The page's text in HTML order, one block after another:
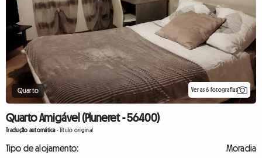
Quarto Ver as 6 fotografias
Quarto Amigável (Pluneret - 56400)
Tradução automática-Título original
Tipo de alojamento:
Moradia